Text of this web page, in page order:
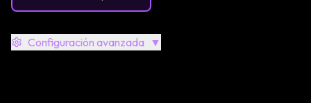
Configuración avanzada ▼